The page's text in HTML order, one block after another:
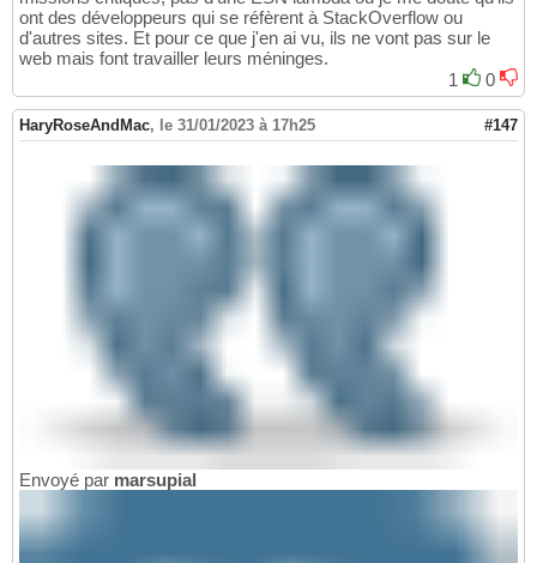
ont des développeurs qui se réfèrent à StackOverflow ou
d'autres sites. Et pour ce que j'en ai vu, ils ne vont pas sur le
web mais font travailler leurs méninges.
1
0
HaryRoseAndMac, le 31/01/2023 à 17h25 #147
Envoyé par marsupial